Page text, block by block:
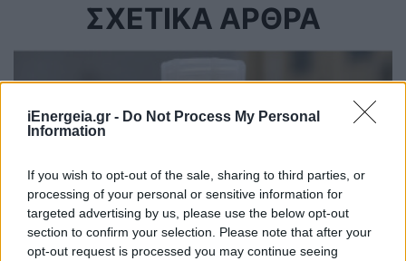
iEnergeia.gr - Do Not Process My Personal
Information
If you wish to opt-out of the sale, sharing to third parties, or
processing of your personal or sensitive information for
targeted advertising by us, please use the below opt-out
section to confirm your selection. Please note that after your
opt-out request is processed you may continue seeing
ΣΧΕΤΙΚΑ ΑΡΘΡΑ